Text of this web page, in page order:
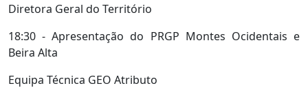
Diretora Geral do Território
18:30 - Apresentação do PRGP Montes Ocidentais e
Beira Alta
Equipa Técnica GEO Atributo